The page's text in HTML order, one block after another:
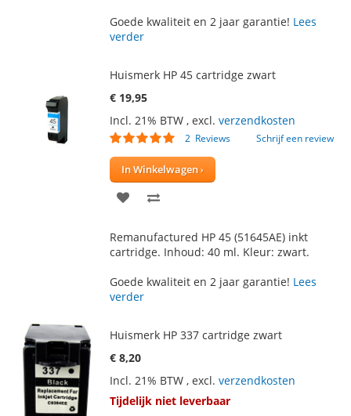
VERLANGLIJST
VERGELIJKEN
Goede kwaliteit en 2 jaar garantie! Lees
verder
Huismerk HP 45 cartridge zwart
€ 19,95
Incl. 21% BTW , excl. verzendkosten
Waardering:
2 Reviews Schrijf een review
In Winkelwagen
VOEG
AAN
VERLANGLIJST
TE
VERGELIJKEN
Remanufactured HP 45 (51645AE) inkt
cartridge. Inhoud: 40 ml. Kleur: zwart.
Goede kwaliteit en 2 jaar garantie! Lees
verder
Huismerk HP 337 cartridge zwart
€ 8,20
Incl. 21% BTW , excl. verzendkosten
Tijdelijk niet leverbaar